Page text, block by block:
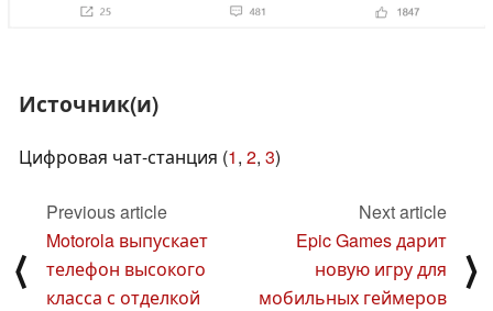
Источник(и)
Цифровая чат-станция (1, 2, 3)
⟨
Previous article
Motorola выпускает
телефон высокого
класса с отделкой
Next article
Epic Games дарит
новую игру для
мобильных геймеров
⟩